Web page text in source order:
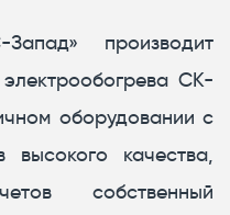
производит
CK-
оборудовании с
высокого качества,
собственный